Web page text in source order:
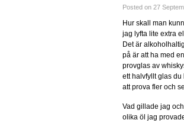
Posted on 27
Hur skall man
jag lyfta lite extra
Det är
på är att ha med
provglas av
ett halvfyllt glas
att prova fler och
Vad gillade jag
olika öl jag